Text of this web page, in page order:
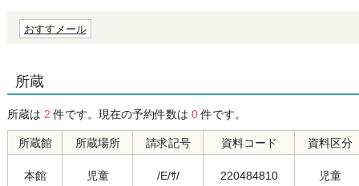
おすすメール
所蔵
所蔵は 2 件です。現在の予約件数は 0件です。
所蔵館 所蔵場所 請求記号 資料コード 資料区分
本館 児童 /E/ｻ/ 220484810 児童